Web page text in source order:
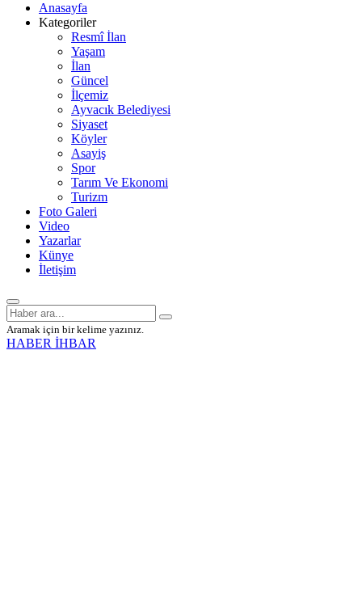
Anasayfa
Kategoriler
Resmî İlan
Yaşam
İlan
Güncel
İlçemiz
Ayvacık Belediyesi
Siyaset
Köyler
Asayiş
Spor
Tarım Ve Ekonomi
Turizm
Foto Galeri
Video
Yazarlar
Künye
İletişim
Aramak için bir kelime yazınız.
HABER İHBAR